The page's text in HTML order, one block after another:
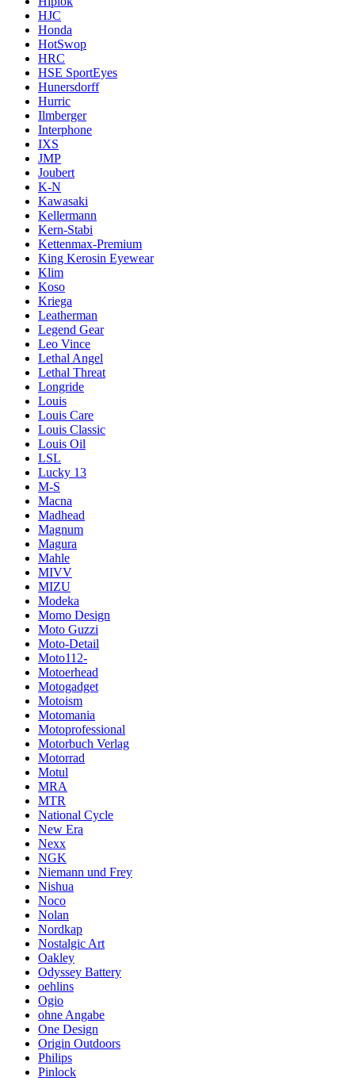
HJC
Honda
HotSwop
HRC
HSE SportEyes
Hunersdorff
Hurric
Ilmberger
Interphone
IXS
JMP
Joubert
K-N
Kawasaki
Kellermann
Kern-Stabi
Kettenmax-Premium
King Kerosin Eyewear
Klim
Koso
Kriega
Leatherman
Legend Gear
Leo Vince
Lethal Angel
Lethal Threat
Longride
Louis
Louis Care
Louis Classic
Louis Oil
LSL
Lucky 13
M-S
Macna
Madhead
Magnum
Magura
Mahle
MIVV
MIZU
Modeka
Momo Design
Moto Guzzi
Moto-Detail
Moto112-
Motoerhead
Motogadget
Motoism
Motomania
Motoprofessional
Motorbuch Verlag
Motorrad
Motul
MRA
MTR
National Cycle
New Era
Nexx
NGK
Niemann und Frey
Nishua
Noco
Nolan
Nordkap
Nostalgic Art
Oakley
Odyssey Battery
oehlins
Ogio
ohne Angabe
One Design
Origin Outdoors
Philips
Pinlock